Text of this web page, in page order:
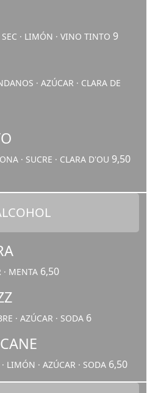
· LIMÓN · VINO TINTO 9
· AZÚCAR · CLARA DE
· SUCRE · CLARA D'OU 9,50
· MENTA 6,50
· AZÚCAR · SODA 6
LIMÓN · AZÚCAR · SODA 6,50